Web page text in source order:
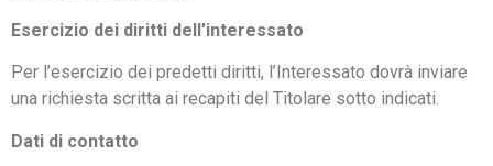
Esercizio dei diritti dell’interessato
Per l’esercizio dei predetti diritti, l’Interessato dovrà inviare
una richiesta scritta ai recapiti del Titolare sotto indicati.
Dati di contatto